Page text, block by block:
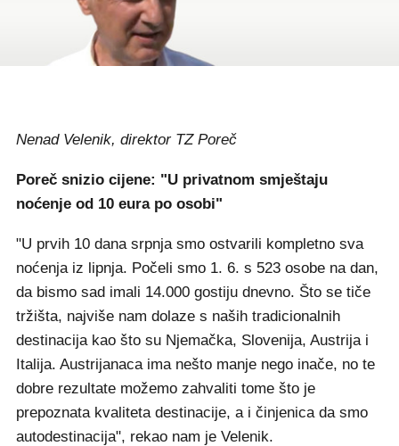
Nenad Velenik, direktor TZ Poreč
Poreč snizio cijene: "U privatnom smještaju
noćenje od 10 eura po osobi"
"U prvih 10 dana srpnja smo ostvarili kompletno sva
noćenja iz lipnja. Počeli smo 1. 6. s 523 osobe na dan,
da bismo sad imali 14.000 gostiju dnevno. Što se tiče
tržišta, najviše nam dolaze s naših tradicionalnih
destinacija kao što su Njemačka, Slovenija, Austrija i
Italija. Austrijanaca ima nešto manje nego inače, no te
dobre rezultate možemo zahvaliti tome što je
prepoznata kvaliteta destinacije, a i činjenica da smo
autodestinacija", rekao nam je Velenik.